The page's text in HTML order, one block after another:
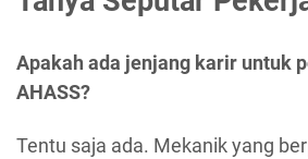
Apakah ada jenjang karir untuk
AHASS?
Tentu saja ada. Mekanik yang